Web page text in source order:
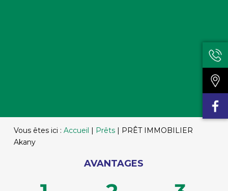
Vous êtes ici : Accueil | Prêts| PRÊT IMMOBILIER
Akany
AVANTAGES